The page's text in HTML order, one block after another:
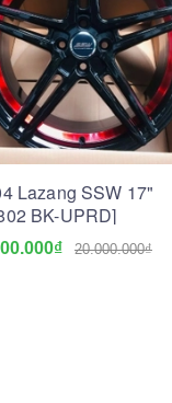
Lazang SSW 17"
BK-UPRD]
20.000.000₫